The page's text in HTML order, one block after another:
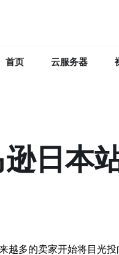
首页 云服务器
日本
越多的卖家开始将目光